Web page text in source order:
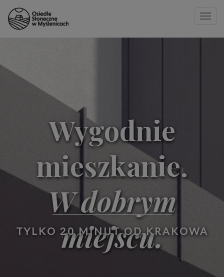
Toggle
Strona główna»23
Wygodnie
mieszkanie.
W dobrym
miejscu.
TYLKO 20 MINUT OD KRAKOWA